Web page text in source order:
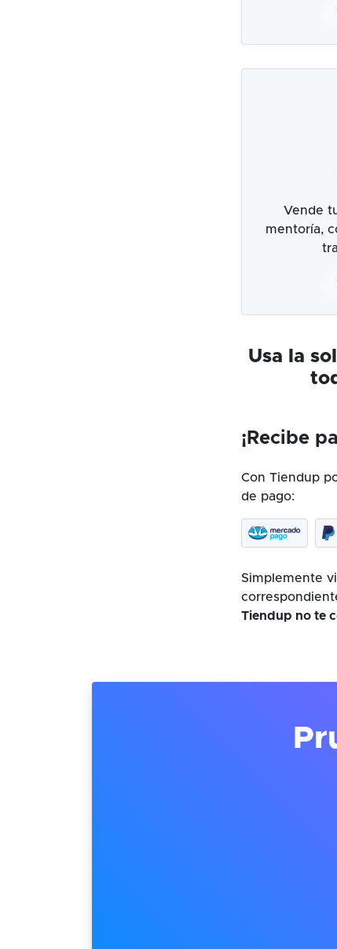
Vende
mentoría,
Usa la
¡Recibe
Con Tiendup
de pago:
Simplemente
Tiendup no te